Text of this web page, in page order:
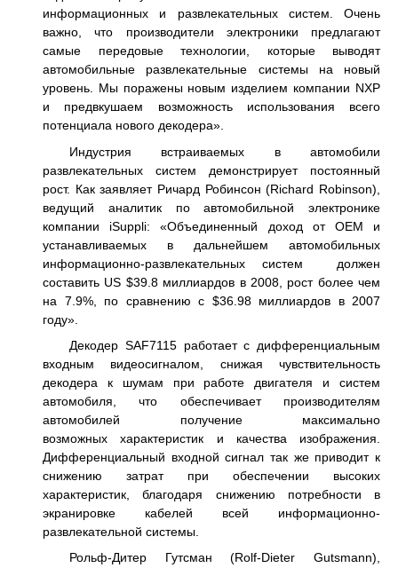
информационных и развлекательных систем. Очень
важно, что производители электроники предлагают
самые передовые технологии, которые выводят
автомобильные развлекательные системы на новый
уровень. Мы поражены новым изделием компании NXP
и предвкушаем возможность использования всего
потенциала нового декодера».
Индустрия встраиваемых в автомобили
развлекательных систем демонстрирует постоянный
рост. Как заявляет Ричард Робинсон (Richard Robinson),
ведущий аналитик по автомобильной электронике
компании iSuppli: «Объединенный доход от ОЕМ и
устанавливаемых в дальнейшем автомобильных
информационно-развлекательных систем должен
составить US $39.8 миллиардов в 2008, рост более чем
на 7.9%, по сравнению с $36.98 миллиардов в 2007
году».
Декодер SAF7115 работает с дифференциальным
входным видеосигналом, снижая чувствительность
декодера к шумам при работе двигателя и систем
автомобиля, что обеспечивает производителям
автомобилей получение максимально
возможных характеристик и качества изображения.
Дифференциальный входной сигнал так же приводит к
снижению затрат при обеспечении высоких
характеристик, благодаря снижению потребности в
экранировке кабелей всей информационно-
развлекательной системы.
Рольф-Дитер Гутсман (Rolf-Dieter Gutsmann),